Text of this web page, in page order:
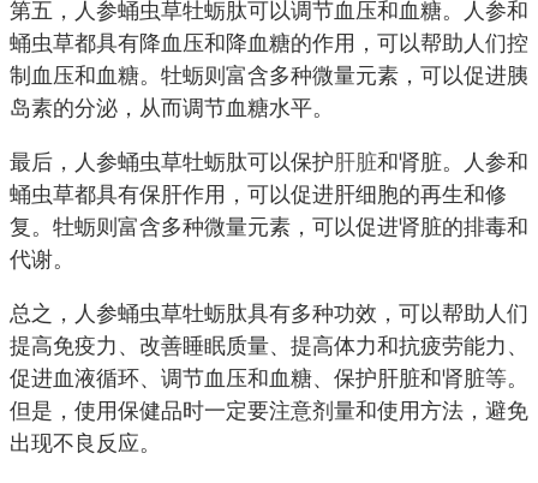
第五，人参蛹虫草牡蛎肽可以调节血压和血糖。人参和
蛹虫草都具有降血压和降血糖的作用，可以帮助人们控
制血压和血糖。牡蛎则富含多种微量元素，可以促进胰
岛素的分泌，从而调节血糖水平。
最后，人参蛹虫草牡蛎肽可以保护肝脏和肾脏。人参和
蛹虫草都具有保肝作用，可以促进肝细胞的再生和修
复。牡蛎则富含多种微量元素，可以促进肾脏的排毒和
代谢。
总之，人参蛹虫草牡蛎肽具有多种功效，可以帮助人们
提高免疫力、改善睡眠质量、提高体力和抗疲劳能力、
促进血液循环、调节血压和血糖、保护肝脏和肾脏等。
但是，使用保健品时一定要注意剂量和使用方法，避免
出现不良反应。